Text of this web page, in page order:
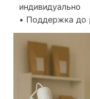
индивидуально
• Поддержка до